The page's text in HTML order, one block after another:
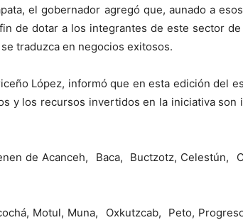
el gobernador agregó que, aunado a
de dotar a los integrantes de este sector
traduzca en negocios exitosos.
López, informó que en esta edición del
y los recursos invertidos en la iniciativa
de Acanceh, Baca, Buctzotz, Celestún,
Motul, Muna, Oxkutzcab, Peto,